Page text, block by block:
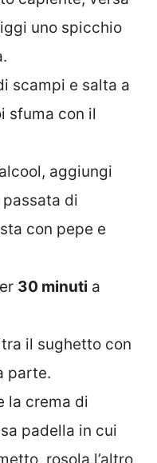
uno spicchio
scampi e salta a
sfuma con il
aggiungi
passata di
con pepe e
30 minuti a
il sughetto con
parte.
la crema di
padella in cui